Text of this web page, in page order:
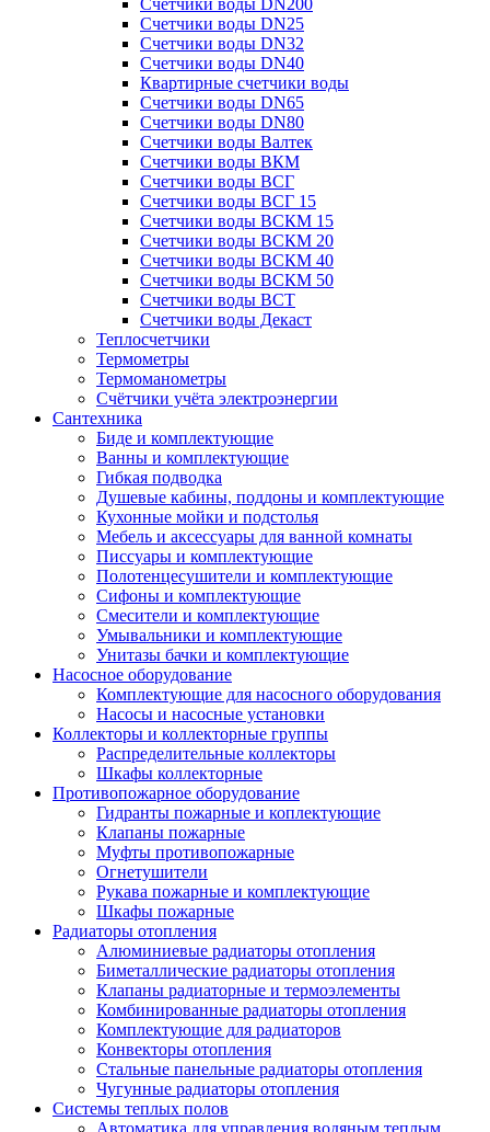
Счетчики воды DN200
Счетчики воды DN25
Счетчики воды DN32
Счетчики воды DN40
Квартирные счетчики воды
Счетчики воды DN65
Счетчики воды DN80
Счетчики воды Валтек
Счетчики воды ВКМ
Счетчики воды ВСГ
Счетчики воды ВСГ 15
Счетчики воды ВСКМ 15
Счетчики воды ВСКМ 20
Счетчики воды ВСКМ 40
Счетчики воды ВСКМ 50
Счетчики воды ВСТ
Счетчики воды Декаст
Теплосчетчики
Термометры
Термоманометры
Счётчики учёта электроэнергии
Сантехника
Биде и комплектующие
Ванны и комплектующие
Гибкая подводка
Душевые кабины, поддоны и комплектующие
Кухонные мойки и подстолья
Мебель и аксессуары для ванной комнаты
Писсуары и комплектующие
Полотенцесушители и комплектующие
Сифоны и комплектующие
Смесители и комплектующие
Умывальники и комплектующие
Унитазы бачки и комплектующие
Насосное оборудование
Комплектующие для насосного оборудования
Насосы и насосные установки
Коллекторы и коллекторные группы
Распределительные коллекторы
Шкафы коллекторные
Противопожарное оборудование
Гидранты пожарные и коплектующие
Клапаны пожарные
Муфты противопожарные
Огнетушители
Рукава пожарные и комплектующие
Шкафы пожарные
Радиаторы отопления
Алюминиевые радиаторы отопления
Биметаллические радиаторы отопления
Клапаны радиаторные и термоэлементы
Комбинированные радиаторы отопления
Комплектующие для радиаторов
Конвекторы отопления
Стальные панельные радиаторы отопления
Чугунные радиаторы отопления
Системы теплых полов
Автоматика для управления водяным теплым